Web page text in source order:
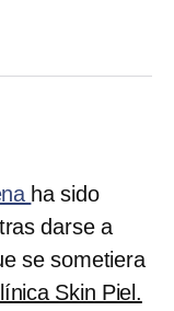
ha sido
darse a
se sometiera
Skin Piel.